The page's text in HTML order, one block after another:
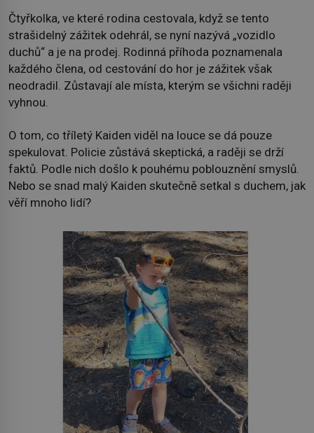
Čtyřkolka, ve které rodina cestovala, když se tento
strašidelný zážitek odehrál, se nyní nazývá „vozidlo
duchů“ a je na prodej. Rodinná příhoda poznamenala
každého člena, od cestování do hor je zážitek však
neodradil. Zůstavají ale místa, kterým se všichni raději
vyhnou.
O tom, co tříletý Kaiden viděl na louce se dá pouze
spekulovat. Policie zůstává skeptická, a raději se drží
faktů. Podle nich došlo k pouhému poblouznění smyslů.
Nebo se snad malý Kaiden skutečně setkal s duchem, jak
věří mnoho lidí?